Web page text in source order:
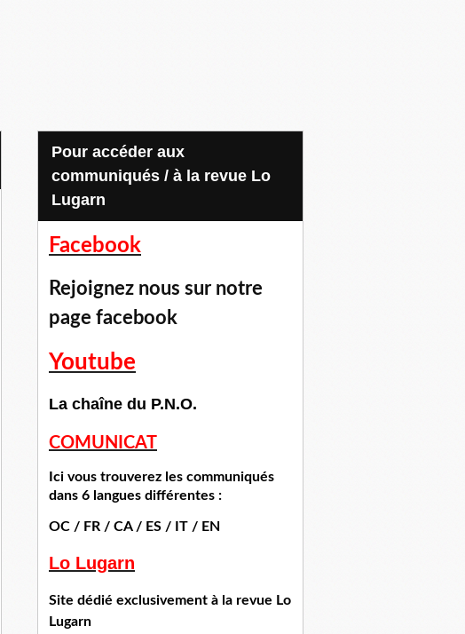
Pour accéder aux
communiqués / à la revue Lo
Lugarn
Facebook
Rejoignez nous sur notre
page facebook
Youtube
La chaîne du P.N.O.
COMUNICAT
Ici vous trouverez les communiqués
dans 6 langues différentes :
OC / FR / CA / ES / IT / EN
Lo Lugarn
Site dédié exclusivement à la revue Lo
Lugarn